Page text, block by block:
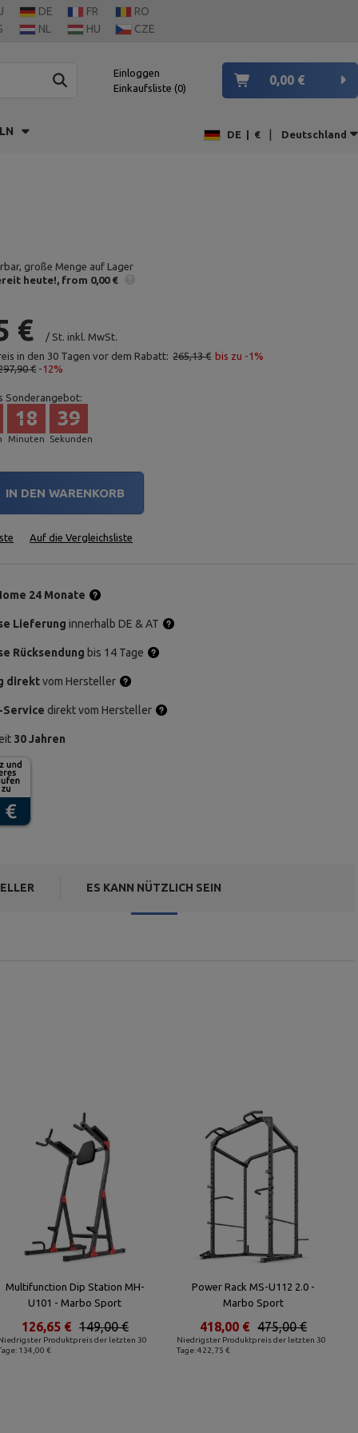
DE FR
RO
NL HU CZE
Einloggen
Einkaufsliste 0
0,00 €
DE € | Deutschland
große Menge auf Lager
heute! from 0,00 €
€ / St. inkl. MwSt.
in den 30 Tagen vor dem Rabatt: 265,13 € bis zu -1%
€ -12%
Sonderangebot:
Minuten
18
Sekunden
38
IN DEN WARENKORB
Auf die Vergleichsliste
24 Monate
Lieferung innerhalb DE & AT
Rücksendung bis 14 Tage
direktvom Hersteller
Service direkt vom Hersteller
30 Jahren
ES KANN NÜTZLICH SEIN
Multifunction Dip Station MH-
U101 - Marbo Sport
Produktpreis der letzten 30
134,00 €
149,00 €
126,65 €
Power Rack MS-U112 2.0 -
Marbo Sport
Niedrigster Produktpreis der letzten 30
Tage: 422,75 €
475,00 €
418,00 €